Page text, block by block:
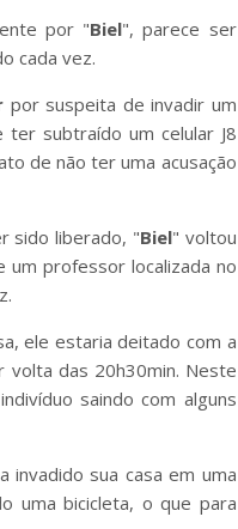
por "Biel", parece ser
cada vez.
por suspeita de invadir um
ter subtraído um celular J8
de não ter uma acusação
sido liberado, "Biel" voltou
um professor localizada no
ele estaria deitado com a
volta das 20h30min. Neste
saindo com alguns
sua casa em uma
uma bicicleta, o que para